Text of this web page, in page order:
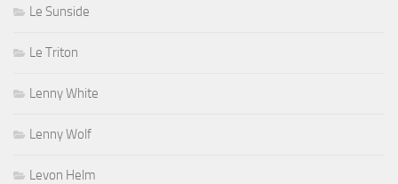
Le Sunside
Le Triton
Lenny White
Lenny Wolf
Levon Helm